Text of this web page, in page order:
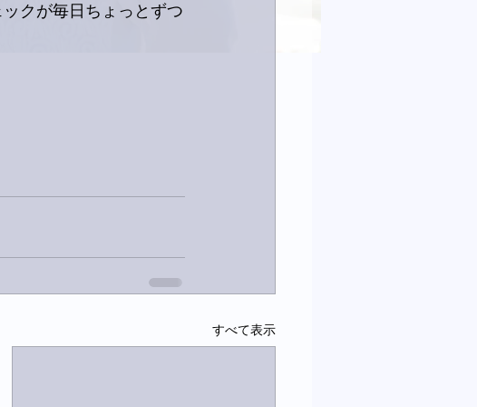
クが毎日ちょっとずつ
すべて表示